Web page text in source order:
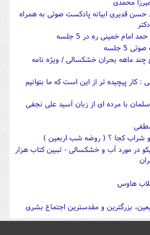
حسن قدیری ابیانه پادکست صوتی به همراه
خمینی ره در 5 جلسه
5 جلسه
چند ماهه بحران خشکسالی / ویژه نامه
پیچیده تر از این است که ما بتوانیم
با مرده ای از زبان آسید علی نجفی
و شراب کجا ؟ ( روضه شب اربعین )
در مورد آب و خشکسالی - تببین کتاب هزار
هاوس
بزرگترین و مقدسترین اجتماع بشری